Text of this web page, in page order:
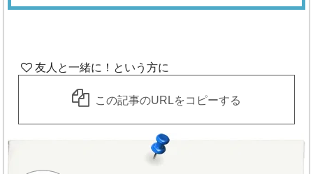
は異なる可能性があります。
※予期せぬトラブルを防ぐために値段や金額について
は当サイト以外でも是非事前によくお調べになってく
・自由診療に係る通常必要とされる費用の記載。
標準料金・値段目安
通常約25万円(税抜)
顔脱毛5回コース:定額3,400円(30回)
1回（都度）払い・分割払い
最新理論のSHR脱毛 の導入により、最短6ヶ月
で脱毛が可能。毛根自体にアプローチする脱毛
方法のため毛周期と関係なく通えます。
無痛だから安心の光脱毛でつるつる肌
SHR脱毛は毛根まで届く光を数回に分けて照射
友人と一緒に！という方に
この記事のURLをコピーする